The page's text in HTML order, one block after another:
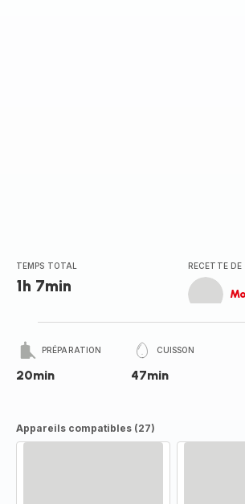
TEMPS TOTAL
1h 7min
RECETTE DE
PRÉPARATION
20min
CUISSON
47min
Appareils compatibles (27)